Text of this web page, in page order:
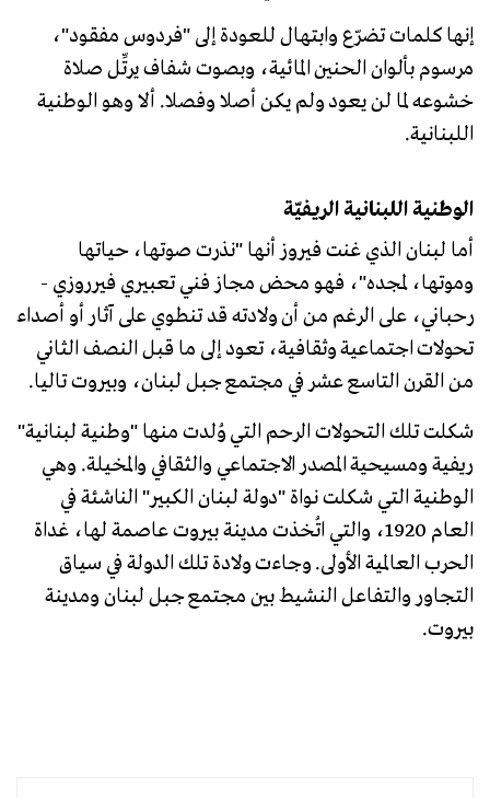
إنها كلمات تضرّع وابتهال للعودة إلى "فردوس مفقود"،
مرسوم بألوان الحنين المائية، وبصوت شفاف يرتِّل صلاة
خشوعه لما لن يعود ولم يكن أصلا وفصلا. ألا وهو الوطنية
اللبنانية.
الوطنية اللبنانية الريفيّة
أما لبنان الذي غنت فيروز أنها "نذرت صوتها، حياتها
وموتها، لمجده"، فهو محض مجاز فني تعبيري فيرروزي -
رحباني، على الرغم من أن ولادته قد تنطوي على آثار أو أصداء
تحولات اجتماعية وثقافية، تعود إلى ما قبل النصف الثاني
من القرن التاسع عشر في مجتمع جبل لبنان، وبيروت تاليا.
شكلت تلك التحولات الرحم التي وُلدت منها "وطنية لبنانية"
ريفية ومسيحية المصدر الاجتماعي والثقافي والمخيلة. وهي
الوطنية التي شكلت نواة "دولة لبنان الكبير" الناشئة في
العام 1920، والتي اتُخذت مدينة بيروت عاصمة لها، غداة
الحرب العالمية الأولى. وجاءت ولادة تلك الدولة في سياق
التجاور والتفاعل النشيط بين مجتمع جبل لبنان ومدينة
بيروت.